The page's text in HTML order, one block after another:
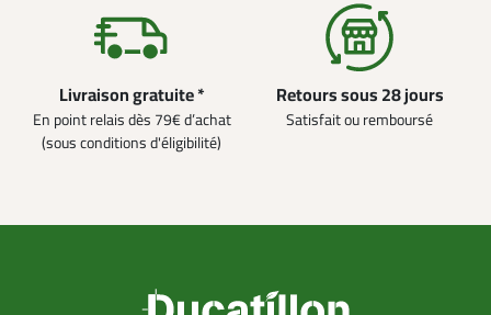
Livraison gratuite *
En point relais dès 79€ d’achat
(sous conditions d'éligibilité)
Retours sous 28 jours
Satisfait ou remboursé